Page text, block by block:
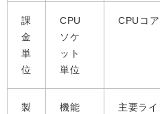
課
金
単
位
CPU
ソケ
ット
単位
CPUコ
製
機能
主要ラ